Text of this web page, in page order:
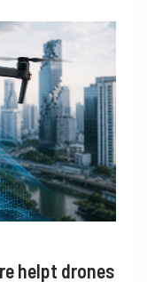
helpt drones